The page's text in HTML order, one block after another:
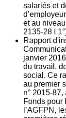
salariés et
et au
2135‐28 I
Rapport
janvier
du travail,
social. Ce
au premier
n° 2015-
Fonds pour
l’AGFPN,